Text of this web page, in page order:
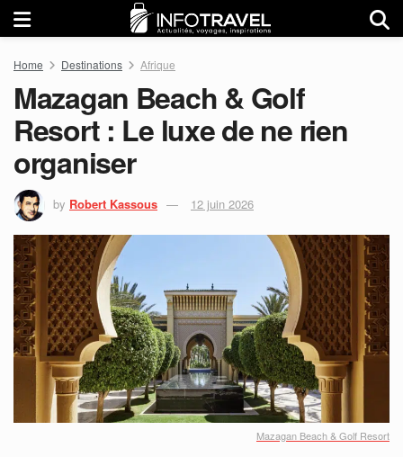
Home Destinations Afrique
Mazagan Beach & Golf
Resort : Le luxe de ne rien
organiser
by Robert Kassous 12 juin 2026
Mazagan Beach & Golf Resort